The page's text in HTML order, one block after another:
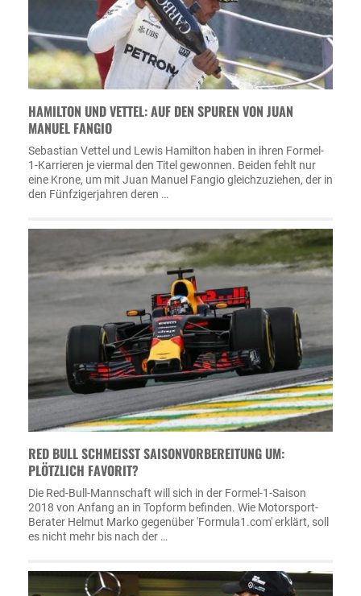
HAMILTON UND VETTEL: AUF DEN SPUREN VON JUAN
MANUEL FANGIO
Sebastian Vettel und Lewis Hamilton haben in ihren Formel-
1-Karrieren je viermal den Titel gewonnen. Beiden fehlt nur
eine Krone, um mit Juan Manuel Fangio gleichzuziehen, der in
den Fünfzigerjahren deren …
RED BULL SCHMEISST SAISONVORBEREITUNG UM: P
LÖTZLICH FAVORIT?
Die Red-Bull-Mannschaft will sich in der Formel-1-Saison
2018 von Anfang an in Topform befinden. Wie Motorsport-
Berater Helmut Marko gegenüber 'Formula1.com' erklärt, soll
es nicht mehr bis nach der …